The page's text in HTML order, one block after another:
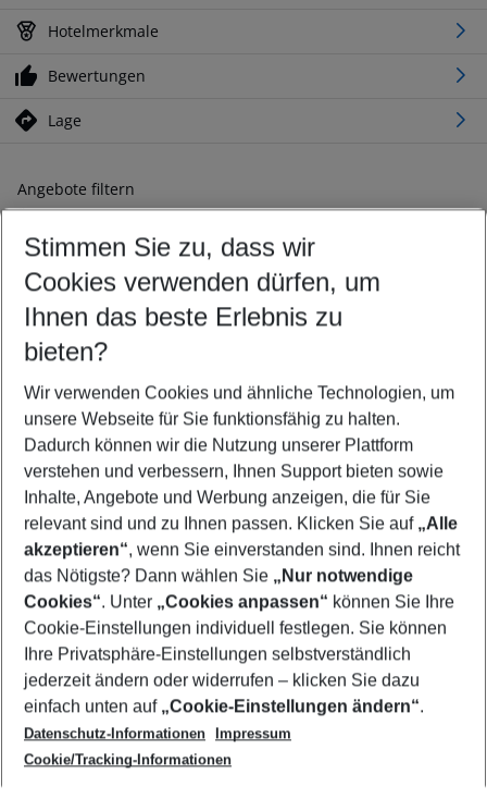
Hotelmerkmale
Bewertungen
Lage
Angebote filtern
Ändern Sie Ihre Kriterien nach Ihren Wünschen
Abflughafen wählen
Beliebiger Abflughafen
Reisezeitraum wählen
10.08.26– 08.08.27 5-8 Nächte
2 Erwachsene Keine Kinder
Mehr Filter anzeigen
Footer
Footer navigation
Über uns
AGB
Cookie-Einstellungen ändern
Cookie-Richtlinie
Datenschutz
Service & Hilfe
Barrierefreies Reisen
Check-in
Folgen Sie uns
Stimmen Sie zu, dass wir
Cookies verwenden dürfen, um
Ihnen das beste Erlebnis zu
bieten?
Wir verwenden Cookies und ähnliche Technologien, um
unsere Webseite für Sie funktionsfähig zu halten.
Dadurch können wir die Nutzung unserer Plattform
verstehen und verbessern, Ihnen Support bieten sowie
Inhalte, Angebote und Werbung anzeigen, die für Sie
relevant sind und zu Ihnen passen. Klicken Sie auf „Alle
akzeptieren“, wenn Sie einverstanden sind. Ihnen reicht
das Nötigste? Dann wählen Sie „Nur notwendige
Cookies“. Unter „Cookies anpassen“ können Sie Ihre
Cookie-Einstellungen individuell festlegen. Sie können
Ihre Privatsphäre-Einstellungen selbstverständlich
jederzeit ändern oder widerrufen – klicken Sie dazu
einfach unten auf „Cookie-Einstellungen ändern“.
Datenschutz-Informationen
Impressum
Cookie/Tracking-Informationen